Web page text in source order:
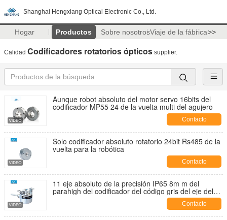
Shanghai Hengxiang Optical Electronic Co., Ltd.
Hogar Productos Sobre nosotrosViaje de la fábrica>>
Calidad Codificadores rotatorios ópticos supplier.
Aunque robot absoluto del motor servo 16bits del
codificador MP55 24 de la vuelta multi del agujero
Contacto
Solo codificador absoluto rotatorio 24bit Rs485 de la
vuelta para la robótica
Contacto
11 eje absoluto de la precisión IP65 8m m del
parahigh del codificador del código gris del eje del
Contacto